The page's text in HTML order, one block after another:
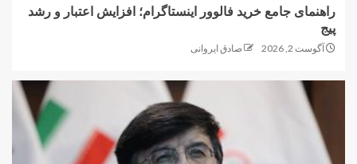
راهنمای جامع خرید فالوور اینستاگرام؛ افزایش اعتبار و رشد
پیج
آگوست 2, 2026 صادق ایروانی